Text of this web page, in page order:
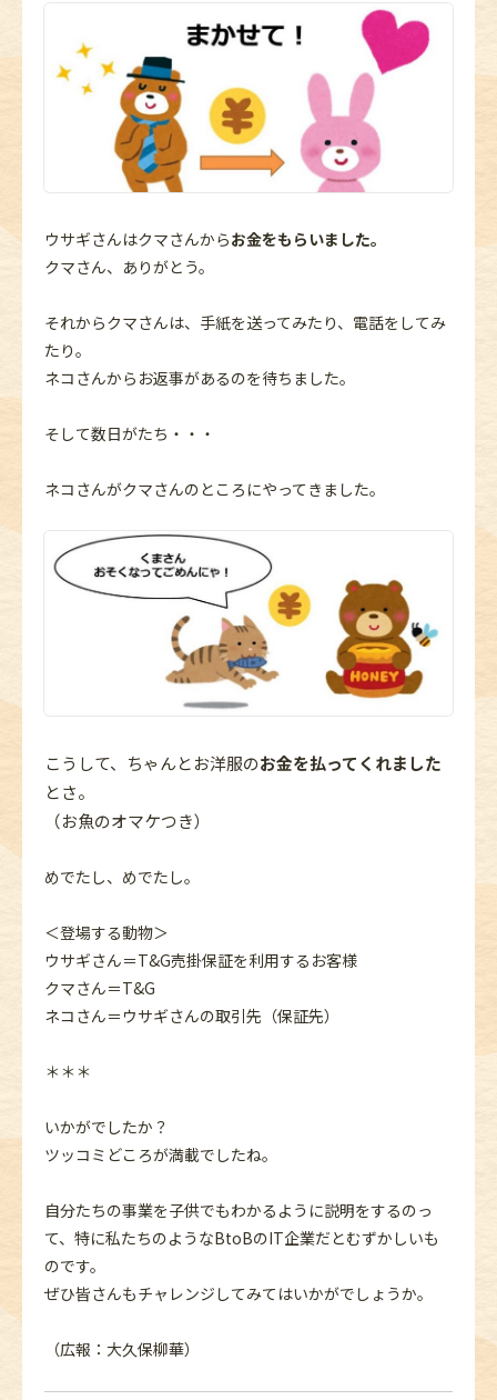
ウサギさんはクマさんからお金をもらいました。
クマさん、ありがとう。
それからクマさんは、手紙を送ってみたり、電話をしてみ
たり。
ネコさんからお返事があるのを待ちました。
そして数日がたち・・・
ネコさんがクマさんのところにやってきました。
こうして、ちゃんとお洋服のお金を払ってくれました
とさ。
（お魚のオマケつき）
めでたし、めでたし。
＜登場する動物＞
ウサギさん＝T&G売掛保証を利用するお客様
クマさん＝T&G
ネコさん＝ウサギさんの取引先（保証先）
＊＊＊
いかがでしたか？
ツッコミどころが満載でしたね。
自分たちの事業を子供でもわかるように説明をするのっ
て、特に私たちのようなBtoBのIT企業だとむずかしいも
のです。
ぜひ皆さんもチャレンジしてみてはいかがでしょうか。
（広報：大久保柳華）